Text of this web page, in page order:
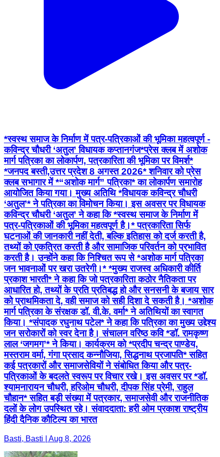
*स्वस्थ समाज के निर्माण में पत्र-पत्रिकाओं की भूमिका महत्वपूर्ण -
कविन्द्र चौधरी ‘अतुल’ विधायक कप्तानगंज*प्रेस क्लब में अशोक
मार्ग पत्रिका का लोकार्पण, पत्रकारिता की भूमिका पर विमर्श*
*जनपद बस्ती,उत्तर प्रदेश 8 अगस्त 2026* शनिवार को प्रेस
क्लब सभागार में *“अशोक मार्ग” पत्रिका* का लोकार्पण समारोह
आयोजित किया गया। मुख्य अतिथि *विधायक कविन्द्र चौधरी
‘अतुल’* ने पत्रिका का विमोचन किया। इस अवसर पर विधायक
कविन्द्र चौधरी ‘अतुल’ ने कहा कि *स्वस्थ समाज के निर्माण में
पत्र-पत्रिकाओं की भूमिका महत्वपूर्ण है।* पत्रकारिता सिर्फ
घटनाओं की जानकारी नहीं देती, बल्कि इतिहास को दर्ज करती है,
तथ्यों को एकत्रित करती है और सामाजिक परिवर्तन को प्रभावित
करती है। उन्होंने कहा कि निश्चित रूप से *अशोक मार्ग पत्रिका
जन भावनाओं पर खरा उतरेगी।* *मुख्य राजस्व अधिकारी कीर्ति
प्रकाश भारती* ने कहा कि जो पत्रकारिता कठोर नैतिकता पर
आधारित हो, तथ्यों के प्रति प्रतिबद्ध हो और सनसनी के बजाय सार
को प्राथमिकता दे, वही समाज को सही दिशा दे सकती है। *अशोक
मार्ग पत्रिका के संरक्षक डॉ. वी.के. वर्मा* ने अतिथियों का स्वागत
किया। *संपादक रघुनाथ पटेल* ने कहा कि पत्रिका का मुख्य उद्देश्य
जन सरोकारों को स्वर देना है। संचालन वरिष्ठ कवि *डॉ. रामकृष्ण
लाल ‘जगमग’* ने किया। कार्यक्रम को *प्रदीप चन्द्र पाण्डेय,
मस्तराम वर्मा, गंगा प्रसाद कन्नौजिया, सिद्धनाथ प्रजापति* सहित
कई पत्रकारों और समाजसेवियों ने संबोधित किया और पत्र-
पत्रिकाओं के बदलते स्वरूप पर विचार रखे। इस अवसर पर *डॉ.
श्यामनारायन चौधरी, हरिओम चौधरी, दीपक सिंह प्रेमी, राहुल
चौहान* सहित बड़ी संख्या में पत्रकार, समाजसेवी और राजनीतिक
दलों के लोग उपस्थित रहे। संवाददाता: हरी ओम प्रकाश राष्ट्रीय
हिंदी दैनिक कौटिल्य का भारत
Basti, Basti | Aug 8, 2026